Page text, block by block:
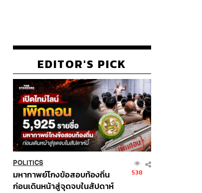
EDITOR'S PICK
POLITICS
มหากาพย์โกงข้อสอบท้องถิ่น
ก่อนเดินหน้าสู่จุดจบในสัปดาห์
538